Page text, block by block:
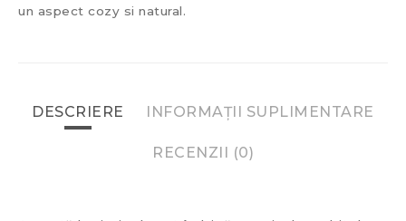
un aspect cozy si natural.
DESCRIERE INFORMAȚII SUPLIMENTARE
RECENZII (0)